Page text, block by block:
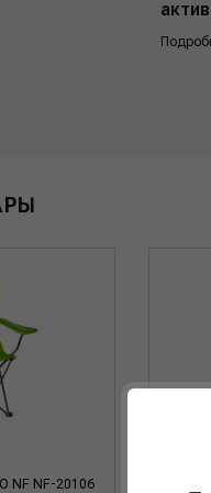
NF NF-20106